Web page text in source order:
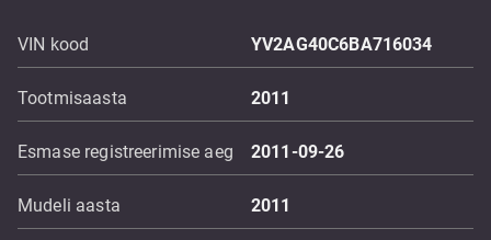
VIN kood YV2AG40C6BA716034
Tootmisaasta 2011
Esmase registreerimise aeg 2011-09-26
Mudeli aasta 2011